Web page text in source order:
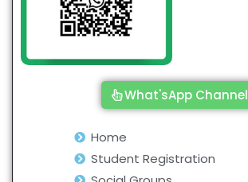
What'sApp Channel
Home
Student Registration